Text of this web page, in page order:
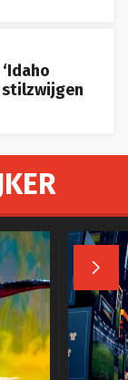
stilzwijgen
